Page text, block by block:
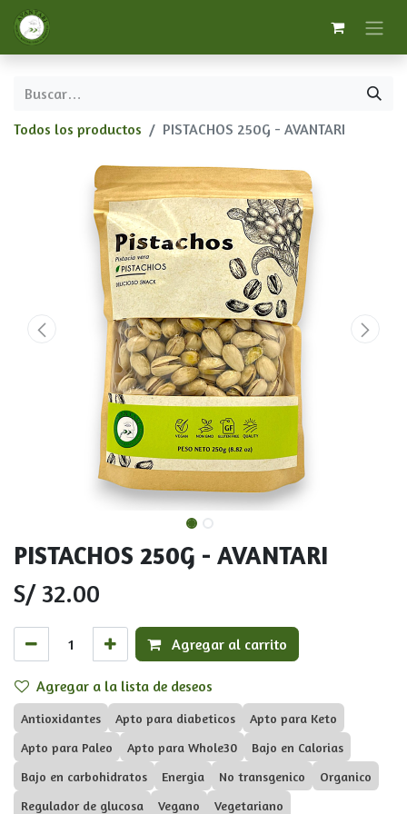
Todos los productos PISTACHOS 250G - AVANTARI
PISTACHOS 250G - AVANTARI
S/32.00
Agregar al carrito
Agregar a la lista de deseos
Antioxidantes Apto para diabeticos
Apto para Keto
Apto para Paleo
Apto para Whole30
Bajo en Calorias
Bajo en carbohidratos
Energia No transgenico
Organico
Regulador de glucosa
Vegano Vegetariano